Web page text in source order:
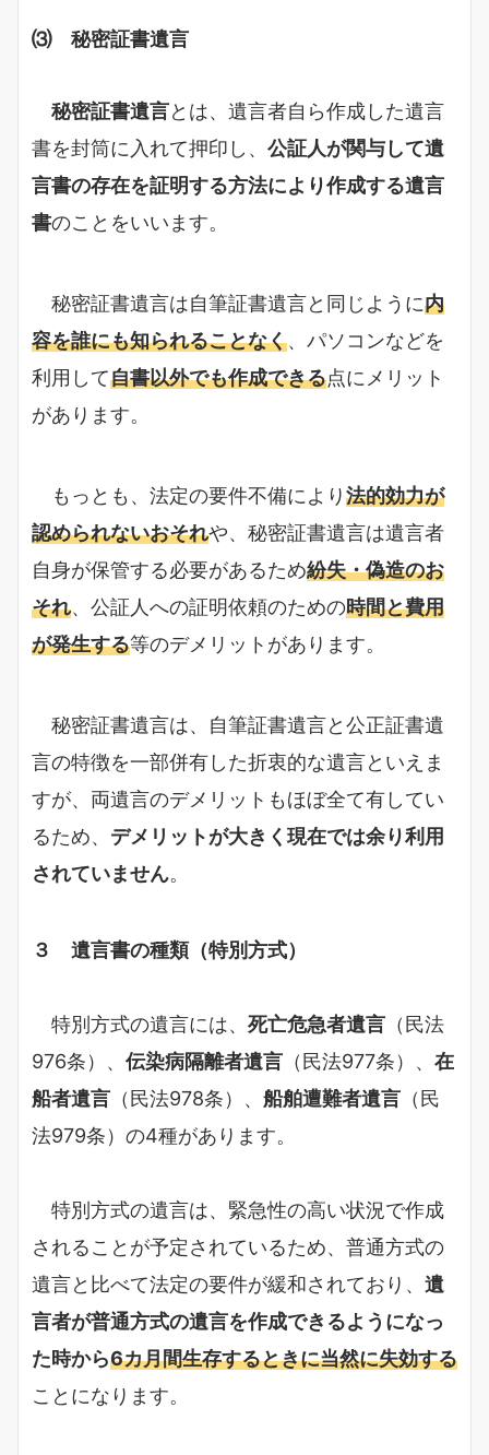
⑶ 秘密証書遺言
秘密証書遺言とは、遺言者自ら作成した遺言
書を封筒に入れて押印し、 公証人が関与して遺
言書の存在を証明する方法により作成する遺言
書のことをいいます。
秘密証書遺言は自筆証書遺言と同じように内
容を誰にも知られることなく、パソコンなどを
利用して自書以外でも作成できる点にメリット
があります。
もっとも、法定の要件不備により法的効力が
認められないおそれや、秘密証書遺言は遺言者
自身が保管する必要があるため紛失・偽造のお
それ、公証人への証明依頼のための時間と費用
が発生する等のデメリットがあります。
秘密証書遺言は、自筆証書遺言と公正証書遺
言の特徴を一部併有した折衷的な遺言といえま
すが、両遺言のデメリットもほぼ全て有してい
るため、 デメリットが大きく現在では余り利用
されていません。
３ 遺言書の種類（特別方式）
特別方式の遺言には、 死亡危急者遺言 （民法
976条）、 伝染病隔離者遺言 （民法977条）、 在
船者遺言 （民法978条）、 船舶遭難者遺言 （民
法979条）の4種があります。
特別方式の遺言は、緊急性の高い状況で作成
されることが予定されているため、普通方式の
遺言と比べて法定の要件が緩和されており、 遺
言者が普通方式の遺言を作成できるようになっ
た時から6カ月間生存するときに当然に失効する
ことになります。